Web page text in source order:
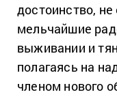
достоинство,
мельчайшие
выживании и
полагаясь на
членом нового